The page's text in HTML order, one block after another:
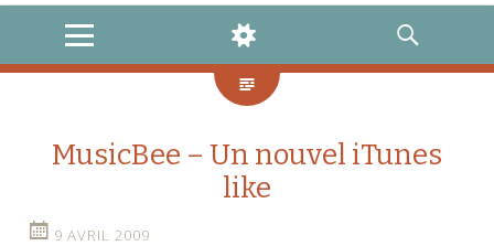
MENU
WIDGETS
RECHERCHE
MusicBee – Un nouvel iTunes
like
9 AVRIL 2009